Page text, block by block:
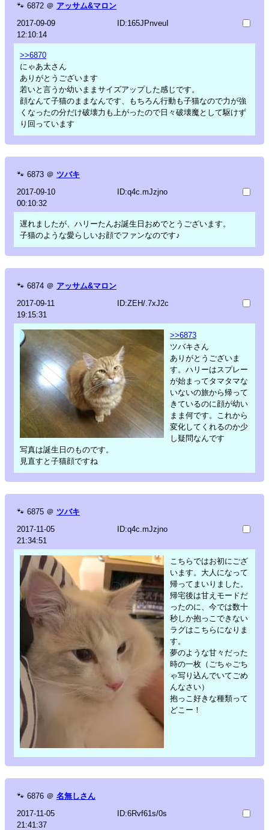
🐾 6872 ＠ アッサム&マロン
2017-09-09
12:10:14
ID:165JPnveuI
>>6870
にゃあ太さん
ありがとうございます
若いと言うか幼いままサイズアップした感じです。
顔なんて子猫のままなんです、もちろん行動も子猫なので力が強
くなったの分だけ破壊力も上がったので日々破壊魔として駆けず
り回っています
🐾 6873 ＠ ツバキ
2017-09-10
00:10:32
ID:q4c.mJzjno
遅れましたが、ハリーたんお誕生日おめでとうございます。
子猫のような愛らしいお顔でファンなのです♪
🐾 6874 ＠ アッサム&マロン
2017-09-11
19:15:31
ID:ZEH/.7xJ2c
>>6873
ツバキさん
ありがとうございま
す。ハリーはスプレー
が始まってタマタマな
いないの旅から帰って
きているのに顔が幼い
まま何です。これから
変化してくれるのか少
し疑問なんです
写真は誕生日のものです。
見直すと子猫顔ですね
🐾 6875 ＠ ツバキ
2017-11-05
21:34:51
ID:q4c.mJzjno
こちらではお初にござ
います。大人になって
帰ってまいりました。
帰宅後は甘えモードだ
ったのに、今では数十
秒しか抱っこできない
ラグはこちらになりま
す。
夢のような甘々だった
時の一枚（ごちゃごち
ゃ写り込んでいてごめ
んなさい）
抱っこ好きな種類って
どこー！
🐾 6876 ＠ 名無しさん
2017-11-05
21:41:37
ID:6Rvf61s/0s